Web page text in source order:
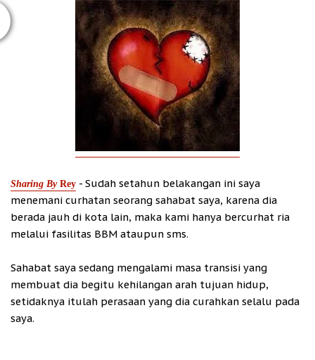
Sharing ByRey - Sudah setahun belakangan ini saya
menemani curhatan seorang sahabat saya, karena dia
berada jauh di kota lain, maka kami hanya bercurhat ria
melalui fasilitas BBM ataupun sms.
Sahabat saya sedang mengalami masa transisi yang
membuat dia begitu kehilangan arah tujuan hidup,
setidaknya itulah perasaan yang dia curahkan selalu pada
saya.